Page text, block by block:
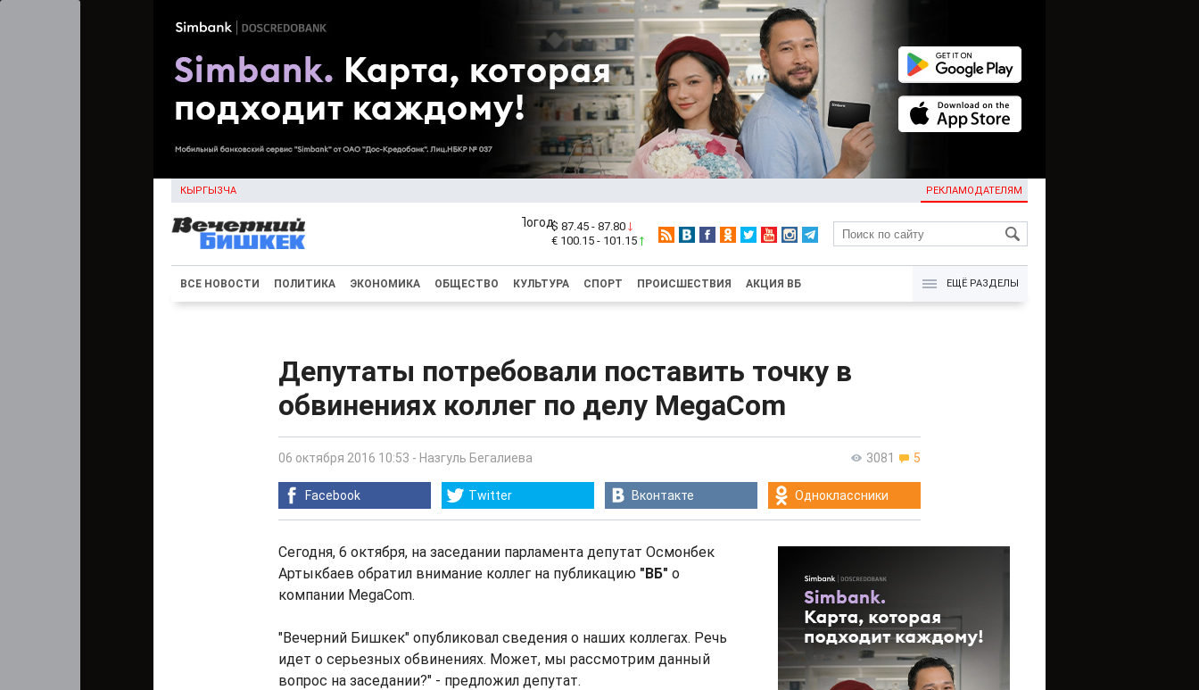
КЫРГЫЗЧА РЕКЛАМОДАТЕЛЯМ
KG
$ 87.45 - 87.80
€ 100.15 - 101.15
ВСЕ НОВОСТИ ПОЛИТИКА ЭКОНОМИКА ОБЩЕСТВО КУЛЬТУРА СПОРТ ПРОИСШЕСТВИЯ АКЦИЯ ВБ ЕЩЁ РАЗДЕЛЫ
Депутаты потребовали поставить точку в
обвинениях коллег по делу MegaCom
3081 5
06 октября 2016 10:53 - Назгуль Бегалиева
Facebook Twitter Вконтакте Одноклассники
Сегодня, 6 октября, на заседании парламента депутат Осмонбек
Артыкбаев обратил внимание коллег на публикацию "ВБ" о
компании MegaCom.
"Вечерний Бишкек" опубликовал сведения о наших коллегах. Речь
идет о серьезных обвинениях. Может, мы рассмотрим данный
вопрос на заседании?" - предложил депутат.